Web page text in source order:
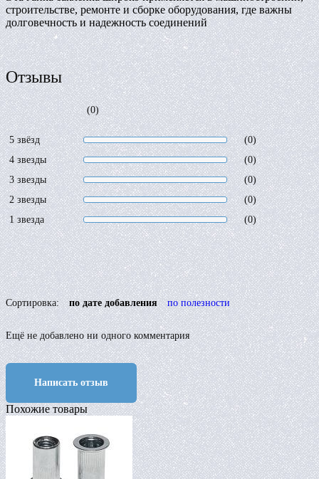
строительстве, ремонте и сборке оборудования, где важны
долговечность и надежность соединений
Отзывы
(0)
5 звёзд
(0)
4 звезды
(0)
3 звезды
(0)
2 звезды
(0)
1 звезда
(0)
Сортировка: по дате добавления по полезности
Ещё не добавлено ни одного комментария
Написать отзыв
Похожие товары